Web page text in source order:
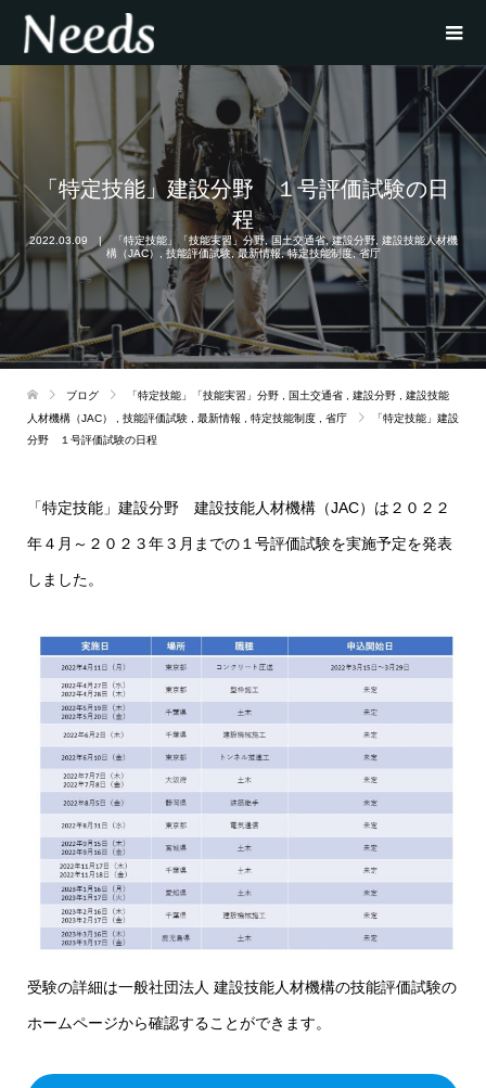
「特定技能」建設分野 １号評価試験の日
程
2022.03.09 「特定技能」「技能実習」分野,国土交通省,建設分野, 建設技能人材機
構（JAC）
技能評価試験,最新情報,特定技能制度,省庁
ブログ 「特定技能」「技能実習」分野 国土交通省 建設分野
建設技能
人材機構（JAC）
技能評価試験 最新情報 特定技能制度 省庁
「特定技能」建設
分野 １号評価試験の日程
「特定技能」建設分野 建設技能人材機構（JAC）は２０２２
年４月～２０２３年３月までの１号評価試験を実施予定を発表
しました。
受験の詳細は一般社団法人 建設技能人材機構の技能評価試験の
ホームページから確認することができます。